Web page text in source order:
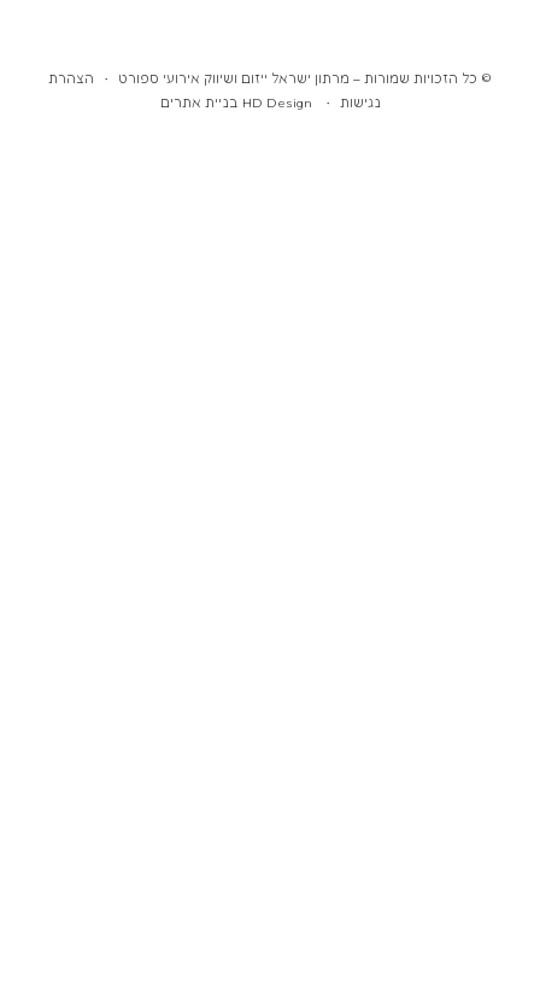
אירועי ספורט • הצהרת